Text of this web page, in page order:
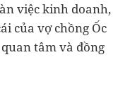
việc kinh doanh,
của vợ chồng Ốc
tâm và đồng